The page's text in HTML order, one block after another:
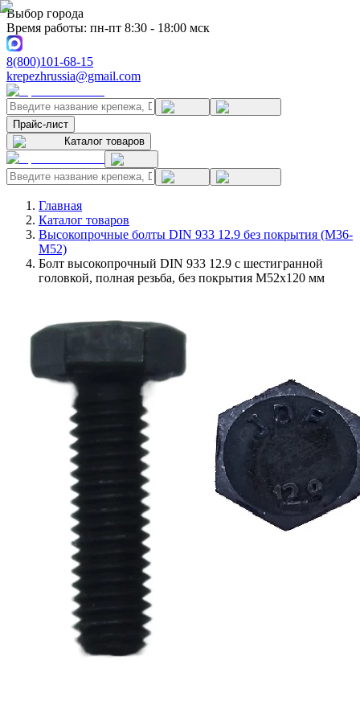
Выбор города
Время работы: пн-пт 8:30 - 18:00 мск
8(800)101-68-15
krepezhrussia@gmail.com
Прайс-лист
Каталог товаров
Главная
Каталог товаров
Высокопрочные болты DIN 933 12.9 без покрытия (M36-
M52)
Болт высокопрочный DIN 933 12.9 с шестигранной
головкой, полная резьба, без покрытия M52x120 мм